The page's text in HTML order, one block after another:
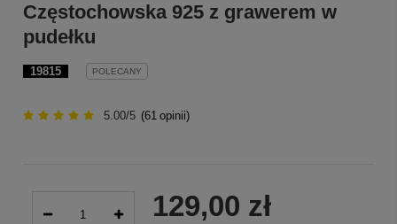
19815 POLECANY
Częstochowska 925 z grawerem w
pudełku
5.00/5 (61 opinii)
129,00 zł